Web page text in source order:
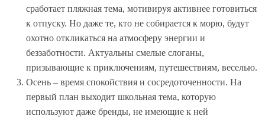
сработает пляжная тема, мотивируя активнее готовиться
к отпуску. Но даже те, кто не собирается к морю, будут
охотно откликаться на атмосферу энергии и
беззаботности. Актуальны смелые слоганы,
призывающие к приключениям, путешествиям, веселью.
Осень – время спокойствия и сосредоточенности. На
первый план выходит школьная тема, которую
используют даже бренды, не имеющие к ней